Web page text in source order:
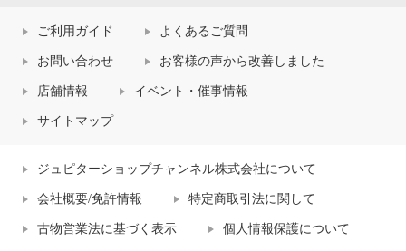
ご利用ガイド よくあるご質問
お問い合わせ お客様の声から改善しました
店舗情報 イベント・催事情報
サイトマップ
ジュピターショップチャンネル株式会社について
会社概要/免許情報 特定商取引法に関して
古物営業法に基づく表示 個人情報保護について